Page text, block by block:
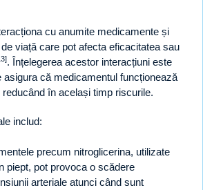
cu anumite medicamente și
viață care pot afecta eficacitatea sau
. Înțelegerea acestor interacțiuni este
asigura că medicamentul funcționează
în același timp riscurile.
includ:
precum nitroglicerina, utilizate
piept, pot provoca o scădere
arteriale atunci când sunt